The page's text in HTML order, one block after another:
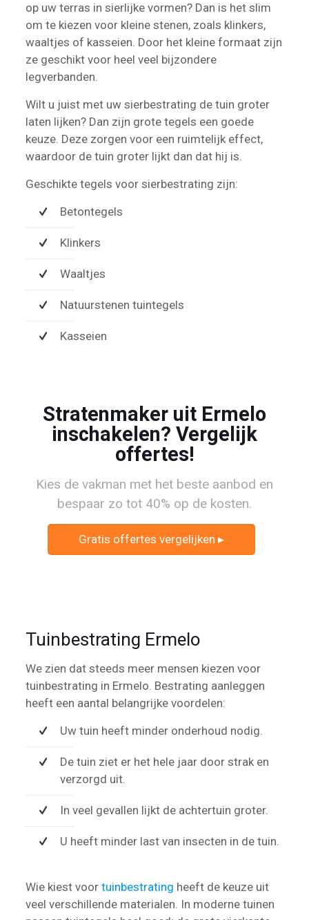
op uw terras in sierlijke vormen? Dan is het slim
om te kiezen voor kleine stenen, zoals klinkers,
waaltjes of kasseien. Door het kleine formaat zijn
ze geschikt voor heel veel bijzondere
legverbanden.
Wilt u juist met uw sierbestrating de tuin groter
laten lijken? Dan zijn grote tegels een goede
keuze. Deze zorgen voor een ruimtelijk effect,
waardoor de tuin groter lijkt dan dat hij is.
Geschikte tegels voor sierbestrating zijn:
Betontegels
Klinkers
Waaltjes
Natuurstenen tuintegels
Kasseien
Stratenmaker uit Ermelo
inschakelen? Vergelijk
offertes!
Kies de vakman met het beste aanbod en
bespaar zo tot 40% op de kosten.
Gratis offertes vergelijken ▸
Tuinbestrating Ermelo
We zien dat steeds meer mensen kiezen voor
tuinbestrating in Ermelo. Bestrating aanleggen
heeft een aantal belangrijke voordelen:
Uw tuin heeft minder onderhoud nodig.
De tuin ziet er het hele jaar door strak en
verzorgd uit.
In veel gevallen lijkt de achtertuin groter.
U heeft minder last van insecten in de tuin.
Wie kiest voor tuinbestrating heeft de keuze uit
veel verschillende materialen. In moderne tuinen